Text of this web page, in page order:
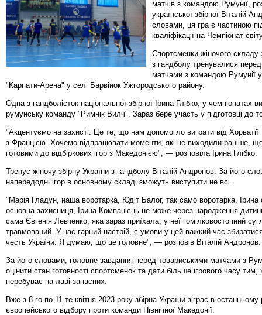
матчів з командою Румунії,
української збірної Віталій
словами, ця гра є частиною
кваліфікації на Чемпіонат
Спортсменки жіночого складу
з гандболу тренувалися
матчами з командою Румунії
"Карпати-Арена" у селі Барвінок Ужгородського району.
Одна з гандболісток національної збірної Ірина Глібко, у чемпіонатах
румунську команду "Римнік Вилч". Зараз бере участь у підготовці до
"Акцентуємо на захисті. Це те, що нам допомогло виграти від Хорватії
з Францією. Хочемо відпрацювати моменти, які не виходили раніше,
готовими до відбіркових ігор з Македонією", — розповіла Ірина Глібко.
Тренує жіночу збірну України з гандболу Віталій Андронов. За його
напередодні ігор в основному складі зможуть виступити не всі.
"Марія Гладун, наша воротарка, Юдіт Балог, так само воротарка,
основна захисниця, Ірина Компанієць не може через народження
сама Євгенія Левченко, яка зараз приїхала, у неї гомілковостопний
травмований. У нас гарний настрій, є умови у цей важкий час
честь України. Я думаю, що це головне", — розповів Віталій Андронов.
За його словами, головне завдання перед товариськими матчами з
оцінити стан готовності спортсменок та дати більше ігрового часу тим,
перебуває на лаві запасних.
Вже з 8-го по 11-те квітня 2023 року збірна України зіграє в останньому
європейського відбору проти команди Північної Македонії.